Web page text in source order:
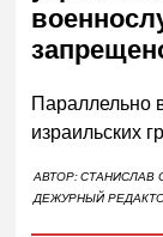
Параллельно
израильских
АВТОР:СТАНИСЛАВ
ДЕЖУРНЫЙ